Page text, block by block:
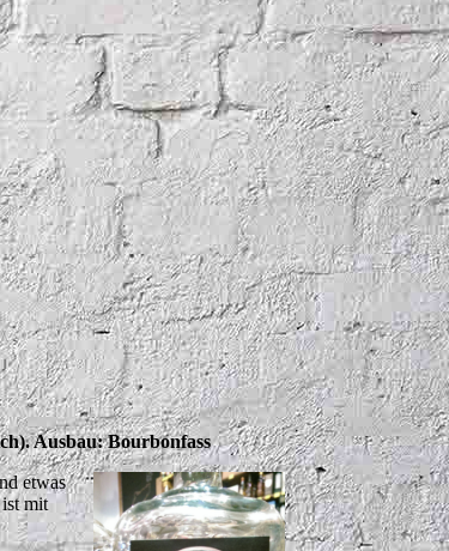
Ausbau: Bourbonfass
etwas
mit